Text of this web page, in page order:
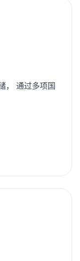
， 通过多项国